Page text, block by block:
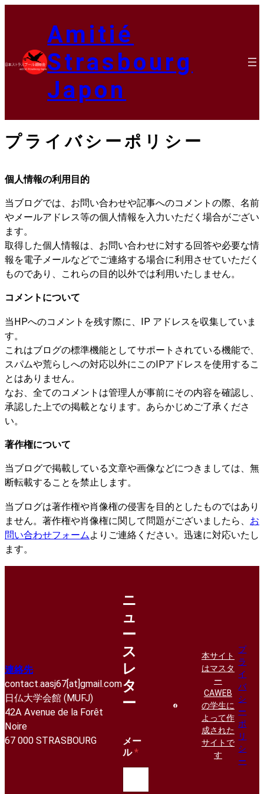
Amitié
Strasbourg
Japon
プライバシーポリシー
個人情報の利用目的
当ブログでは、お問い合わせや記事へのコメントの際、名前
やメールアドレス等の個人情報を入力いただく場合がござい
ます。
取得した個人情報は、お問い合わせに対する回答や必要な情
報を電子メールなどでご連絡する場合に利用させていただく
ものであり、これらの目的以外では利用いたしません。
コメントについて
当HPへのコメントを残す際に、IP アドレスを収集していま
す。
これはブログの標準機能としてサポートされている機能で、
スパムや荒らしへの対応以外にこのIPアドレスを使用するこ
とはありません。
なお、全てのコメントは管理人が事前にその内容を確認し、
承認した上での掲載となります。あらかじめご了承くださ
い。
著作権について
当ブログで掲載している文章や画像などにつきましては、無
断転載することを禁止します。
当ブログは著作権や肖像権の侵害を目的としたものではあり
ません。著作権や肖像権に関して問題がございましたら、 お
問い合わせフォーム よりご連絡ください。迅速に対応いたし
ます。
連絡先
contact.aasj67[at]gmail.com
日仏大学会館 (MUFJ)
42A Avenue de la Forêt
Noire
67 000 STRASBOURG
ニ
ュ
ー
ス
レ
タ
ー
メー
ル*
本サイト
はマスタ
ー
CAWEB
の学生に
よって作
成された
サイトで
す
プ
ラ
イ
バ
シ
ー
ポ
リ
シ
ー